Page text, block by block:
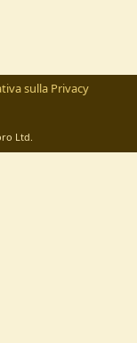
sulla Privacy
Ltd.